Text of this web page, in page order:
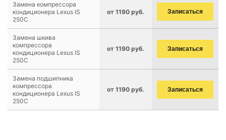
Замена компрессора
кондиционера Lexus IS
250C
от 1190 руб. Записаться
Замена шкива
компрессора
кондиционера Lexus IS
250C
от 1190 руб. Записаться
Замена подшипника
компрессора
кондиционера Lexus IS
250C
от 1190 руб. Записаться